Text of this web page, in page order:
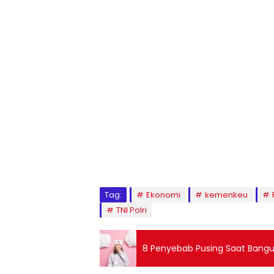
Tag: Ekonomi kemenkeu
TNI Polri
8 Penyebab Pusing Saat